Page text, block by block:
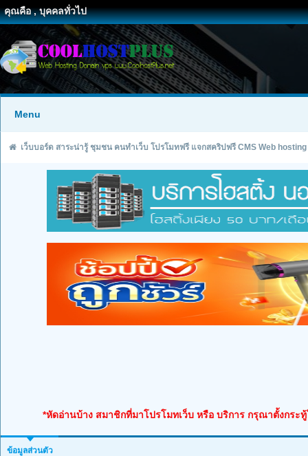
คุณคือ , บุคคลทั่วไป
Menu
เว็บบอร์ด สาระน่ารู้ ชุมชน คนทำเว็บ โปรโมทฟรี แจกสคริปฟรี CMS Web hosting
*หัดอ่านบ้าง สมาชิกที่มาโปรโมทเว็บ หรือ บริการ กรุณาตั้งกระ
ข้อมูลส่วนตัว